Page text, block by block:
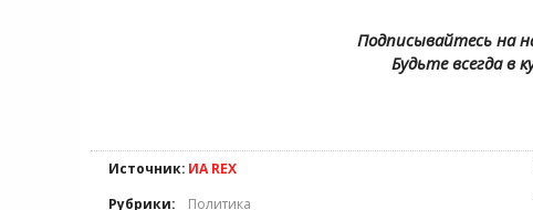
Подписывайтесь на
Будьте всегда в
Источник: ИА REX
Рубрики:
Политика